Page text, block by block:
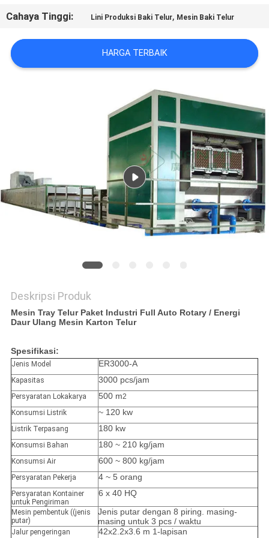
BERITA
SITEMAP
Cahaya Tinggi: Lini Produksi Baki Telur, Mesin Baki Telur
HARGA TERBAIK
Deskripsi Produk
Mesin Tray Telur Paket Industri Full Auto Rotary / Energi
Daur Ulang Mesin Karton Telur
Spesifikasi:
Jenis Model ER3000-A
Kapasitas 3000 pcs/jam
Persyaratan Lokakarya 500 m2
Konsumsi Listrik ~ 120 kw
Listrik Terpasang 180 kw
Konsumsi Bahan 180 ~ 210 kg/jam
Konsumsi Air 600 ~ 800 kg/jam
Persyaratan Pekerja 4 ~ 5 orang
Persyaratan Kontainer
untuk Pengiriman
6 x 40 HQ
Mesin pembentuk ((jenis
putar)
Jenis putar dengan 8 piring. masing-
masing untuk 3 pcs / waktu
Jalur pengeringan
42x2.2x3.6 m 1-lapisan